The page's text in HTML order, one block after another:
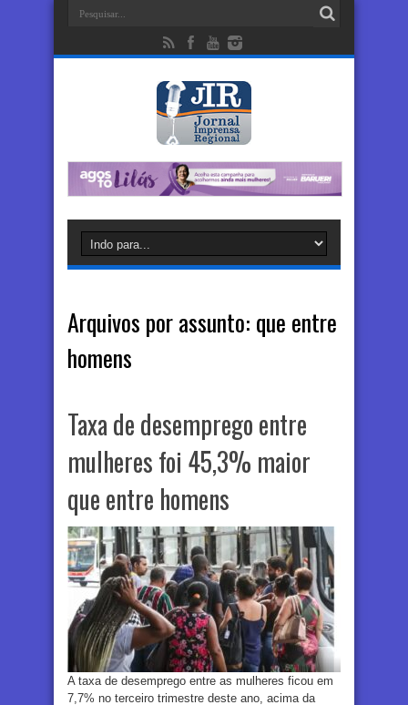
Arquivos por assunto: que entre
homens
Taxa de desemprego entre
mulheres foi 45,3% maior
que entre homens
A taxa de desemprego entre as mulheres ficou em
7,7% no terceiro trimestre deste ano, acima da